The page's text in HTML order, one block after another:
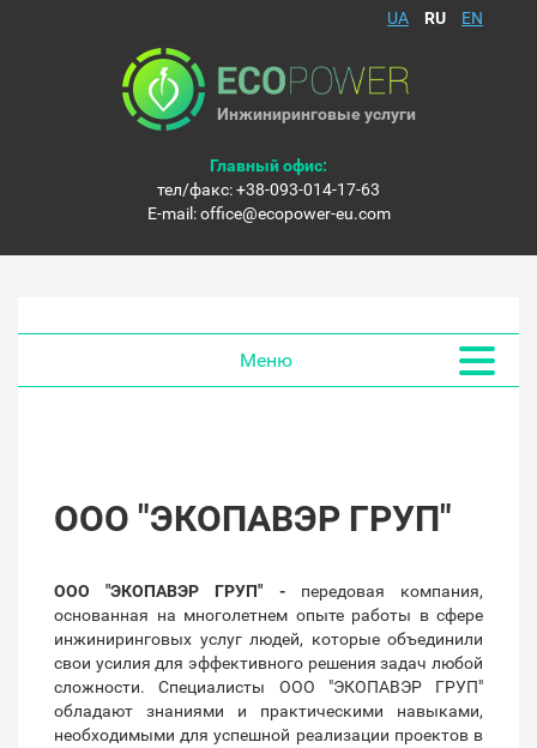
Инжиниринговые услуги
UA RU EN
Главный офис:
тел/факс:+38-093-014-17-63
E-mail:office@ecopower-eu.com
Меню
ООО "ЭКОПАВЭР ГРУП"
ООО "ЭКОПАВЭР ГРУП" - передовая компания,
основанная на многолетнем опыте работы в сфере
инжиниринговых услуг людей, которые объединили
свои усилия для эффективного решения задач любой
сложности. Специалисты ООО "ЭКОПАВЭР ГРУП"
обладают знаниями и практическими навыками,
необходимыми для успешной реализации проектов в